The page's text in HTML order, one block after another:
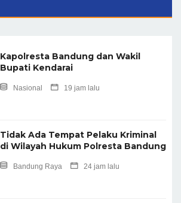
Kapolresta Bandung dan Wakil
Bupati Kendarai
Nasional 19 jam lalu
Tidak Ada Tempat Pelaku Kriminal
di Wilayah Hukum Polresta Bandung
Bandung Raya 24 jam lalu